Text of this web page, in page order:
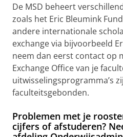
De MSD beheert
zoals het Eric Bleumink
andere internationale
exchange via bijvoorbeeld
neem dan eerst contact op
Exchange Office van je
uitwisselingsprogramma’s
faculteitsgebonden.
Problemen met je
cijfers of afstuderen?